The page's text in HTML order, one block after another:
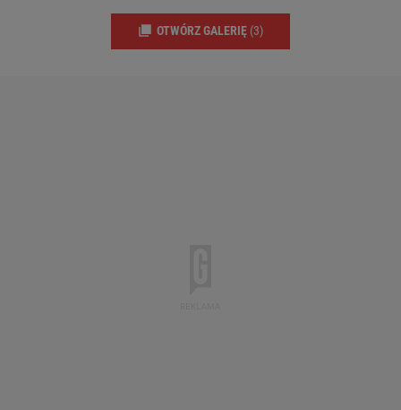
OTWÓRZ GALERIĘ (3)